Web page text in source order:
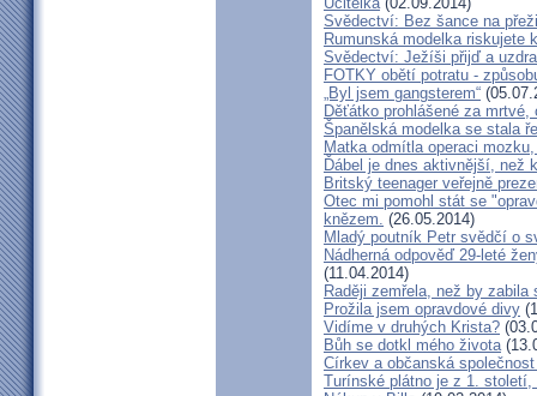
Svědectví: Bez šance na
Rumunská modelka riskujete
Svědectví: Ježíši přijď a
FOTKY obětí potratu -
„Byl jsem gangsterem“
Děťátko prohlášené za
Španělská modelka se stala
Matka odmítla operaci
Ďábel je dnes aktivnější, než
Britský teenager veřejně
Otec mi pomohl stát se
knězem. (26.05.2014)
Mladý poutník Petr svědčí o
Nádherná odpověď 29-leté
(11.04.2014)
Raději zemřela, než by zabila
Prožila jsem opravdové divy
Vidíme v druhých Krista?
Bůh se dotkl mého života
Církev a občanská
Turínské plátno je z 1.